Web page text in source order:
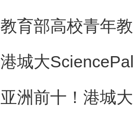
教育部高校青年
港城大
亚洲前十！港城